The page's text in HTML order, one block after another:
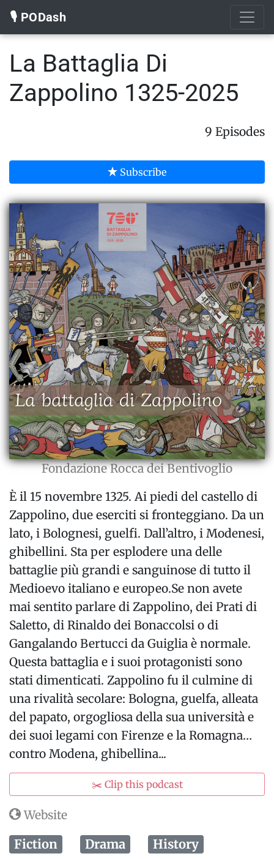
🎙️ PODash
La Battaglia Di
Zappolino 1325-2025
9 Episodes
Subscribe
Fondazione Rocca dei Bentivoglio
È il 15 novembre 1325. Ai piedi del castello di
Zappolino, due eserciti si fronteggiano. Da un
lato, i Bolognesi, guelfi. Dall’altro, i Modenesi,
ghibellini. Sta per esplodere una delle
battaglie più grandi e sanguinose di tutto il
Medioevo italiano e europeo.Se non avete
mai sentito parlare di Zappolino, dei Prati di
Saletto, di Rinaldo dei Bonaccolsi o di
Gangalando Bertucci da Guiglia è normale.
Questa battaglia e i suoi protagonisti sono
stati dimenticati. Zappolino fu il culmine di
una rivalità secolare: Bologna, guelfa, alleata
del papato, orgogliosa della sua università e
dei suoi legami con Firenze e la Romagna…
contro Modena, ghibellina...
✂️ Clip this podcast
Website
Fiction Drama
History